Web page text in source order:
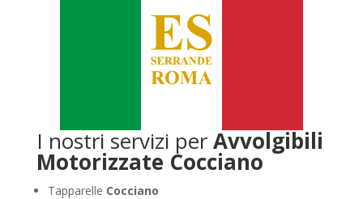
I nostri servizi perAvvolgibili
Motorizzate Cocciano
Tapparelle Cocciano